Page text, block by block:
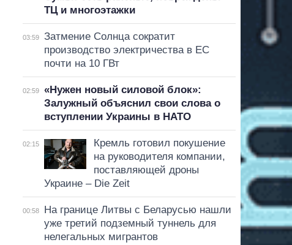
ТЦ и многоэтажки
03:59
Затмение Солнца сократит
производство электричества в ЕС
почти на 10 ГВт
02:59
«Нужен новый силовой блок»:
Залужный объяснил свои слова о
вступлении Украины в НАТО
02:15
Кремль готовил покушение
на руководителя компании,
поставляющей дроны
Украине – Die Zeit
00:58
На границе Литвы с Беларусью нашли
уже третий подземный туннель для
нелегальных мигрантов